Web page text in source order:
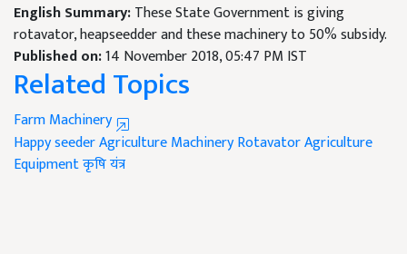
English Summary:These State Government is giving
rotavator, heapseedder and these machinery to 50% subsidy.
Published on:14 November 2018, 05:47 PM IST
Related Topics
Farm Machinery
Happy seederAgriculture MachineryRotavatorAgriculture
Equipmentकृषि यंत्र